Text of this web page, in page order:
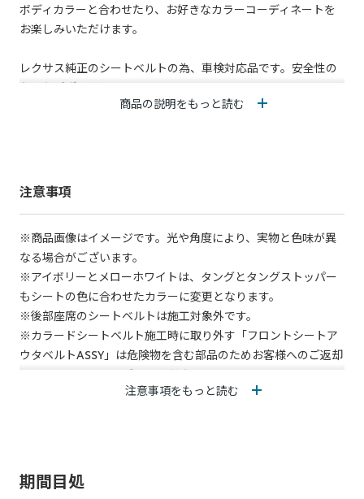
ボディカラーと合わせたり、お好きなカラーコーディネートを
お楽しみいただけます。
レクサス純正のシートベルトの為、車検対応品です。安全性の
心配もございません。
本WEBサイトからお申込みいただくことで、取付工賃込みの専
用価格にてご提供いたします(※価格は、税込、部品代、工賃込
み)。
商品の説明をもっと読む
注意事項
※商品画像はイメージです。光や角度により、実物と色味が異
なる場合がございます。
※アイボリーとメローホワイトは、タングとタングストッパー
もシートの色に合わせたカラーに変更となります。
※後部座席のシートベルトは施工対象外です。
※カラードシートベルト施工時に取り外す「フロントシートア
ウタベルトASSY」は危険物を含む部品のためお客様へのご返却
はできません。予めご了承ください。
注意事項をもっと読む
期間目処